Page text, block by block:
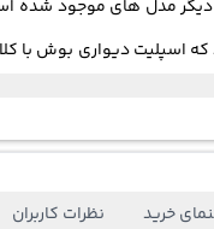
سرد و گرم به شمار می
و خریداری این کولر
خرید نظرات کاربران